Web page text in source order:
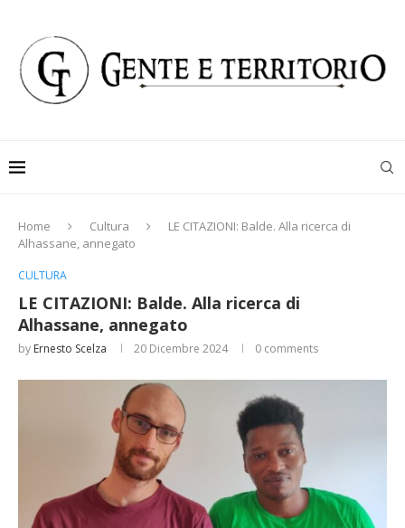
Home Cultura
LE CITAZIONI: Balde. Alla ricerca di
Alhassane, annegato
CULTURA
LE CITAZIONI: Balde. Alla ricerca di
Alhassane, annegato
by Ernesto Scelza 20 Dicembre 2024 0 comments